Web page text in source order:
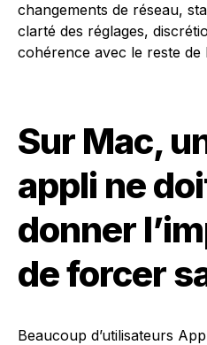
changements de réseau,
clarté des réglages,
cohérence avec le reste de
Sur Mac,
appli ne
donner
de forcer
Beaucoup d’utilisateurs